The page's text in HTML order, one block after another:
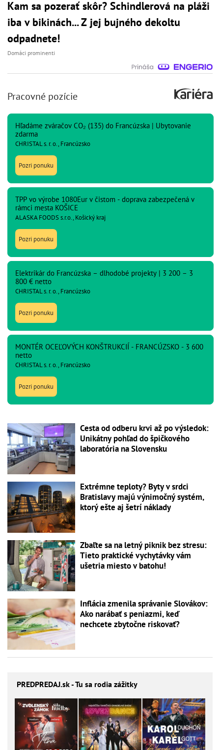
Kam sa pozerať skôr? Schindlerová na pláži
iba v bikinách... Z jej bujného dekoltu
odpadnete!
Domáci prominenti
Pracovné pozície
Hľadáme zváračov CO₂ (135) do Francúzska | Ubytovanie
zdarma
CHRISTAL s. r. o., Francúzsko
Pozri ponuku
TPP vo výrobe 1080Eur v čistom - doprava zabezpečená v
rámci mesta KOŠICE
ALASKA FOODS s.r.o., Košický kraj
Pozri ponuku
Elektrikár do Francúzska – dlhodobé projekty | 3 200 – 3
800 € netto
CHRISTAL s. r. o., Francúzsko
Pozri ponuku
MONTÉR OCEĽOVÝCH KONŠTRUKCIÍ - FRANCÚZSKO - 3 600
netto
CHRISTAL s. r. o., Francúzsko
Pozri ponuku
Cesta od odberu krvi až po výsledok:
Unikátny pohľad do špičkového
laboratória na Slovensku
Extrémne teploty? Byty v srdci
Bratislavy majú výnimočný systém,
ktorý ešte aj šetrí náklady
Zbaľte sa na letný piknik bez stresu:
Tieto praktické vychytávky vám
ušetria miesto v batohu!
Inflácia zmenila správanie Slovákov:
Ako narábať s peniazmi, keď
nechcete zbytočne riskovať?
PREDPREDAJ.sk - Tu sa rodia zážitky